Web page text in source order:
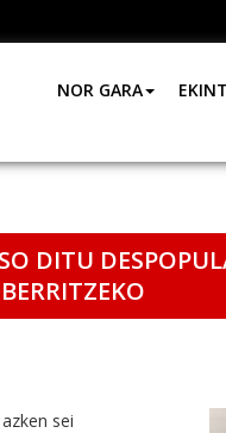
NOR GARA
DITU
sei